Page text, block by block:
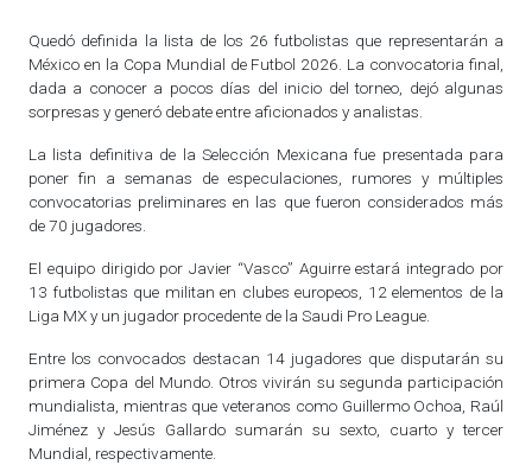
Quedó definida la lista de los 26 futbolistas que representarán a
México en la Copa Mundial de Futbol 2026. La convocatoria final,
dada a conocer a pocos días del inicio del torneo, dejó algunas
sorpresas y generó debate entre aficionados y analistas.
La lista definitiva de la Selección Mexicana fue presentada para
poner fin a semanas de especulaciones, rumores y múltiples
convocatorias preliminares en las que fueron considerados más
de 70 jugadores.
El equipo dirigido por Javier “Vasco” Aguirre estará integrado por
13 futbolistas que militan en clubes europeos, 12 elementos de la
Liga MX y un jugador procedente de la Saudi Pro League.
Entre los convocados destacan 14 jugadores que disputarán su
primera Copa del Mundo. Otros vivirán su segunda participación
mundialista, mientras que veteranos como Guillermo Ochoa, Raúl
Jiménez y Jesús Gallardo sumarán su sexto, cuarto y tercer
Mundial, respectivamente.